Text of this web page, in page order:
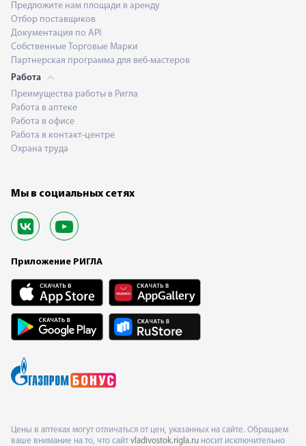
Предложите нам площади в аренду
Отбор поставщиков
Документация по API
Собственные Торговые Марки
Партнерская программа для веб-мастеров
Работа
Преимущества работы в Ригла
Работа в аптеке
Работа в офисе
Работа в контакт-центре
Охрана труда
Мы в социальных сетях
Приложение РИГЛА
Цены в аптеках могут отличаться от цен, указанных на сайте. Обращаем
ваше внимание на то, что сайт vladivostok.rigla.ru носит исключительно